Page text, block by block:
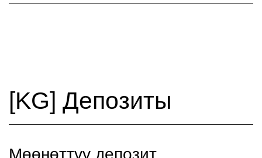
[KG] Депозиты
Мөөнөттүү депозит